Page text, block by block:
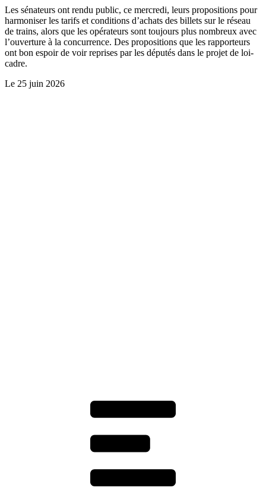
Les sénateurs ont rendu public, ce mercredi, leurs propositions pour
harmoniser les tarifs et conditions d’achats des billets sur le réseau
de trains, alors que les opérateurs sont toujours plus nombreux avec
l’ouverture à la concurrence. Des propositions que les rapporteurs
ont bon espoir de voir reprises par les députés dans le projet de loi-
cadre.
Le 25 juin 2026